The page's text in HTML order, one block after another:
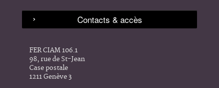
FER CIAM 106.1
98, rue de St-Jean
Case postale
1211 Genève 3